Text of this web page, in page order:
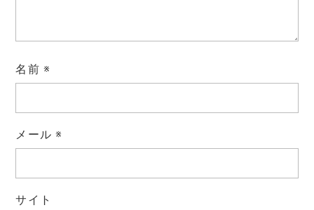
名前 ※
メール ※
サイト